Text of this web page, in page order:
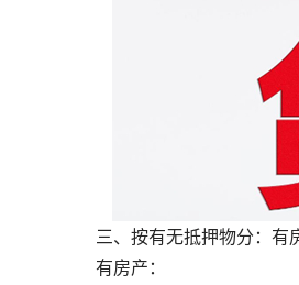
三、按有无抵押物分：有
有房产：